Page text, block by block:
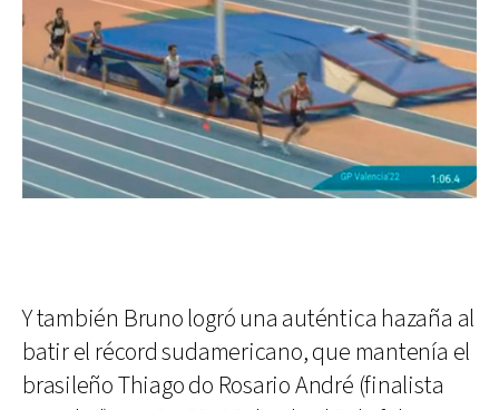
Y también Bruno logró una auténtica hazaña al
batir el récord sudamericano, que mantenía el
brasileño Thiago do Rosario André (finalista